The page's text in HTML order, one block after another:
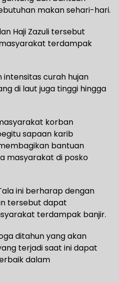
makan sehari-hari.
Haji Zazuli tersebut
terdampak
intensitas curah hujan
di laut juga tinggi hingga
korban
sapaan karib
bantuan
masyarakat di posko
ini berharap dengan
tersebut dapat
terdampak banjir.
ditahun yang akan
terjadi saat ini dapat
dalam